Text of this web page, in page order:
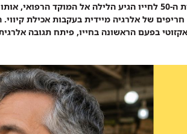
גבר בשנות ה-50 לחייו הגיע הלילה אל המוקד
של אלרגיה מיידית בעקבות אכילת
בפעם הראשונה בחייו, פיתח תגובה אלרגית קשה